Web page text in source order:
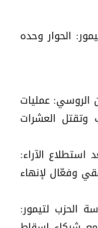
الحوار وحده
الروسي: عمليات
وتقتل العشرات
استطلاع الآراء:
وفعّال لإنهاء
الحزب لتيمور: